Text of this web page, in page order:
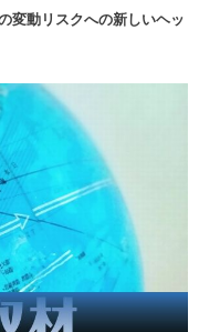
変動リスクへの新しいヘッ